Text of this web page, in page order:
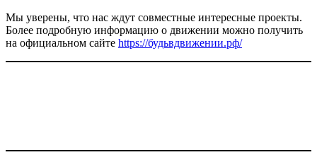
Мы уверены, что нас ждут совместные интересные проекты.
Более подробную информацию о движении можно получить
на официальном сайте https://будьвдвижении.рф/